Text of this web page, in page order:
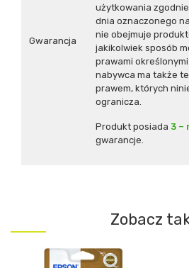
Gwarancja
użytkowania
dnia oznaczonego
nie obejmuje
jakikolwiek sposób
prawami
nabywca ma także
prawem, których
ogranicza.
Produkt posiada 3 –
gwarancje.
Zobacz